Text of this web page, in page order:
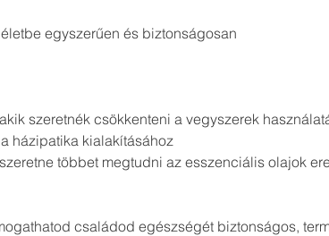
egyszerűen és biztonságosan
szeretnék csökkenteni a vegyszerek
házipatika kialakításához
többet megtudni az esszenciális olajok
családod egészségét biztonságos,